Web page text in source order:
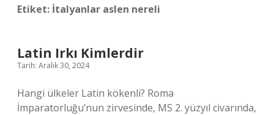
Etiket: İtalyanlar aslen nereli
Latin Irkı Kimlerdir
Tarih: Aralık 30, 2024
Hangi ülkeler Latin kökenli? Roma
İmparatorluğu’nun zirvesinde, MS 2. yüzyıl civarında,